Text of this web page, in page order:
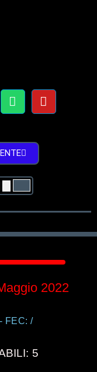
2022
FEC: /
5